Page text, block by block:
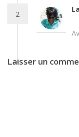
2
Laisser un